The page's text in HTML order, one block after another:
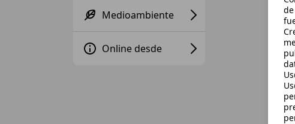
Medioambiente
Online desde